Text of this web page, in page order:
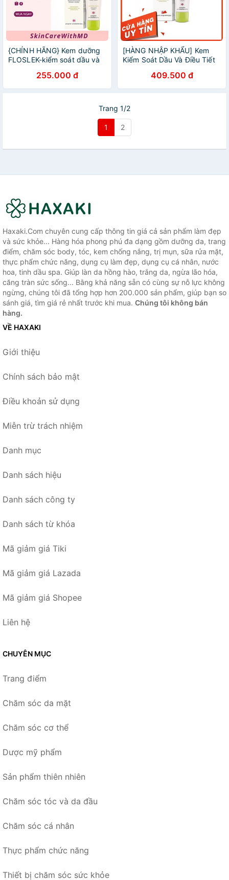
{CHÍNH HÃNG} Kem dưỡng
FLOSLEK-kiểm soát dầu và
255.000 đ
[HÀNG NHẬP KHẨU] Kem
Kiểm Soát Dầu Và Điều Tiết
Mattifying Cream Dưỡng
Ẩm, Dịu Da, Ngừa Mụn
409.500 đ
Trang 1/2
1 2
Haxaki.Com chuyên cung cấp thông tin giá cả sản phẩm làm đẹp
và sức khỏe... Hàng hóa phong phú đa dạng gồm dưỡng da, trang
điểm, chăm sóc body, tóc, kem chống nắng, trị mụn, sữa rửa mặt,
thực phẩm chức năng, dụng cụ làm đẹp, dụng cụ cá nhân, nước
hoa, tinh dầu spa. Giúp làn da hồng hào, trắng da, ngừa lão hóa,
căng tràn sức sống... Bằng khả năng sẵn có cùng sự nỗ lực không
ngừng, chúng tôi đã tổng hợp hơn 200.000 sản phẩm, giúp bạn so
sánh giá, tìm giá rẻ nhất trước khi mua. Chúng tôi không bán
hàng.
VỀ HAXAKI
Giới thiệu
Chính sách bảo mật
Điều khoản sử dụng
Miễn trừ trách nhiệm
Danh mục
Danh sách hiệu
Danh sách công ty
Danh sách từ khóa
Mã giảm giá Tiki
Mã giảm giá Lazada
Mã giảm giá Shopee
Liên hệ
CHUYÊN MỤC
Trang điểm
Chăm sóc da mặt
Chăm sóc cơ thể
Dược mỹ phẩm
Sản phẩm thiên nhiên
Chăm sóc tóc và da đầu
Chăm sóc cá nhân
Thực phẩm chức năng
Thiết bị chăm sóc sức khỏe